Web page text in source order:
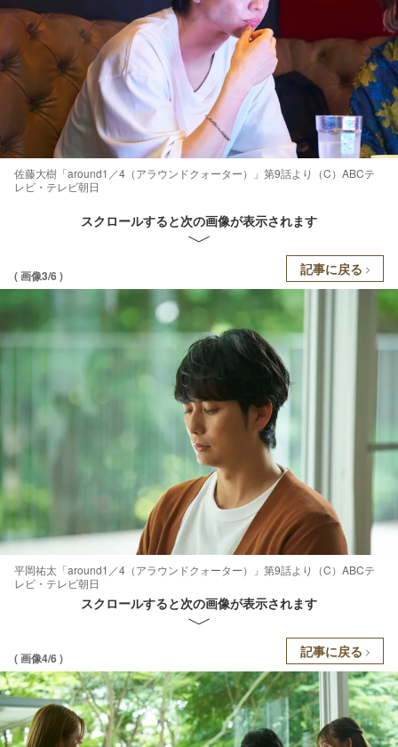
佐藤大樹「around1／4（アラウンドクォーター）」第9話より（C）ABCテ
レビ・テレビ朝日
スクロールすると次の画像が表示されます
( 画像3/6 ) 記事に戻る
平岡祐太「around1／4（アラウンドクォーター）」第9話より（C）ABCテ
レビ・テレビ朝日
スクロールすると次の画像が表示されます
( 画像4/6 ) 記事に戻る